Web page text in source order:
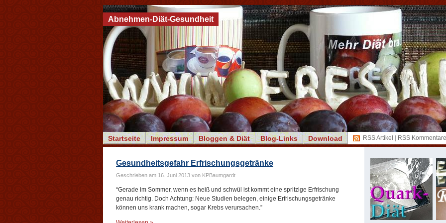
Startseite Impressum Bloggen & Diät Blog-Links Download RSS Artikel RSS Kommentare
Abnehmen-Diät-Gesundheit
Gesundheitsgefahr Erfrischungsgetränke
Geschrieben am 16. Juni 2013 von KPBaumgardt
“Gerade im Sommer, wenn es heiß und schwül ist kommt eine spritzige Erfrischung
genau richtig. Doch Achtung: Neue Studien belegen, einige Erfrischungsgetränke
können uns krank machen, sogar Krebs verursachen.”